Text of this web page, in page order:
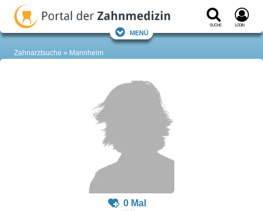
Suche Login
Menü
Zahnarztsuche Mannheim
0 Mal